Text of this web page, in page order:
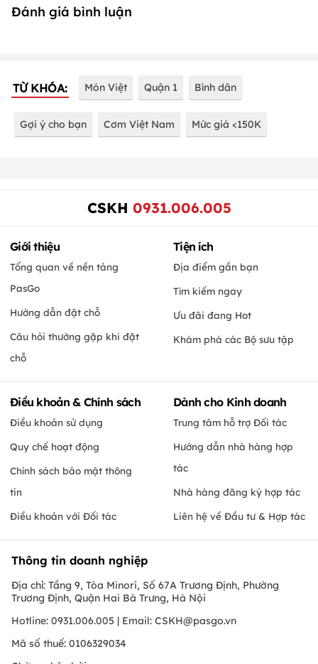
Đánh giá bình luận
TỪ KHÓA: Món Việt Quận 1 Bình dân
Gợi ý cho bạn Cơm Việt Nam Mức giá <150K
CSKH 0931.006.005
Giới thiệu
Tổng quan về nền tảng
PasGo
Hướng dẫn đặt chỗ
Câu hỏi thường gặp khi đặt
chỗ
Tiện ích
Địa điểm gần bạn
Tìm kiếm ngay
Ưu đãi đang Hot
Khám phá các Bộ sưu tập
Điều khoản & Chính sách
Điều khoản sử dụng
Quy chế hoạt động
Chính sách bảo mật thông
tin
Điều khoản với Đối tác
Dành cho Kinh doanh
Trung tâm hỗ trợ Đối tác
Hướng dẫn nhà hàng hợp
tác
Nhà hàng đăng ký hợp tác
Liên hệ về Đầu tư & Hợp tác
Thông tin doanh nghiệp
Địa chỉ: Tầng 9, Tòa Minori, Số 67A Trương Định, Phường
Trương Định, Quận Hai Bà Trưng, Hà Nội
Hotline: 0931.006.005 | Email: CSKH@pasgo.vn
Mã số thuế: 0106329034